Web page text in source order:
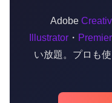
Adobe
Illustrator・
い放題。プロも